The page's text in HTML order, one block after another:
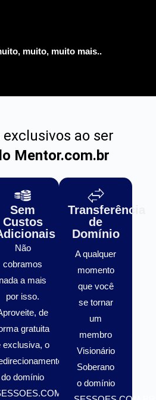
muito, muito mais..
ao ser
Mentor.com.br
Sem
Custos
Não
cobramos
nada a mais
por isso.
de
gratuita
exclusiva, o
do domínio
Transferência
de
Domínio
A qualquer
momento
que você
se tornar
um
membro
Visionário
Soberano
o domínio